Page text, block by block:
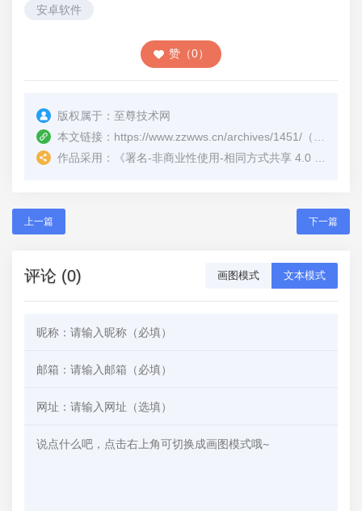
安卓软件
赞（0）
版权属于： 至尊技术网
本文链接： https://www.zzwws.cn/archives/1451/ （转载时请注明本文出处及文章链接）
作品采用：
《署名-非商业性使用-相同方式共享 4.0 国际 (CC BY-NC-SA 4.0)
上一篇 下一篇
评论 (0) 画图模式 文本模式